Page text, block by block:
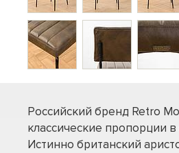
Российский бренд Retro
классические пропорции
Истинно британский